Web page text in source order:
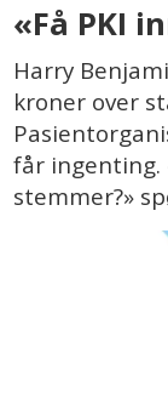
«Få PKI
Harry
kroner over
får ingenting.
stemmer?»